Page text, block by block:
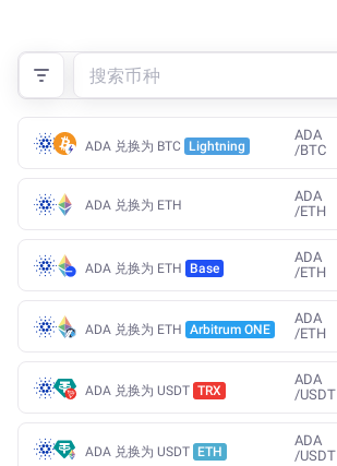
ADA 兑换为 BTC Lightning
ADA
/BTC
ADA 兑换为 ETH
ADA
/ETH
ADA 兑换为 ETH Base
ADA
/ETH
ADA 兑换为 ETH Arbitrum ONE
ADA
/ETH
ADA 兑换为 USDT TRX
ADA
/USDT
ADA 兑换为 USDT ETH
ADA
/USDT